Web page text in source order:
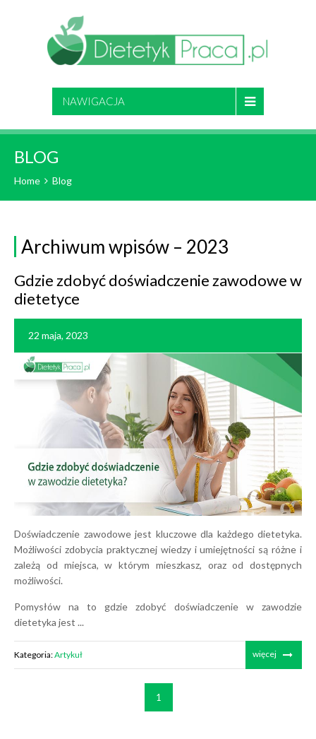
NAWIGACJA
BLOG
Home Blog
Archiwum wpisów – 2023
Gdzie zdobyć doświadczenie zawodowe w
dietetyce
22 maja, 2023
Doświadczenie zawodowe jest kluczowe dla każdego dietetyka.
Możliwości zdobycia praktycznej wiedzy i umiejętności są różne i
zależą od miejsca, w którym mieszkasz, oraz od dostępnych
możliwości.
Pomysłów na to gdzie zdobyć doświadczenie w zawodzie
dietetyka jest ...
Kategoria:Artykuł więcej
1